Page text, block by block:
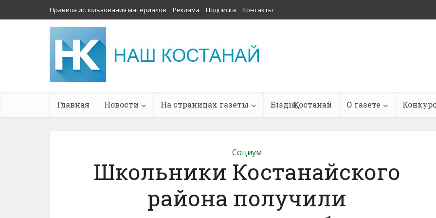
Правила использования материалов Реклама Подписка Контакты
Главная Новости На страницах газеты Біздің Қостанай О газете
Социум
Школьники Костанайского
района получили